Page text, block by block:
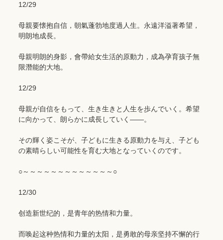
12/29
母親要懐抱自信，朝氣蓬勃地度過人生。永遠洋溢著希望，
明朗地成長。
母親明朗的身影，會帶給女生活的原動力，成為孕育孩子無
限潛能的大地。
12/29
母親が自信をもって、生き生きと人生を歩んでいく。希望
に向かって、朗らかに成長していく――。
その輝く姿こそが、子どもに生きる原動力を与え、子ども
の素晴らしい可能性を育む大地となっていくのです。
○～～～～～～～～～～～～～○
12/30
创造新世纪的，是青年的热情和力量。
而唤起这种热情和力量的太阳，是勇敢的母亲坚持不懈的行